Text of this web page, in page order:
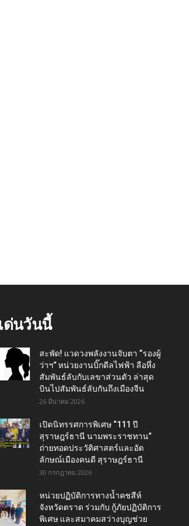
ด่นวันนี้
สะพัด! แวดวงพลังงานจับตา “รองผู้
ว่าฯ” หน่วยงานบิ๊กดีลไฟฟ้า ลือหึ่ง
สัมพันธ์ลับกับเลขาส่วนตัว ล่าสุด
บินไปสัมพันธ์ลับกันถึงเมืองจีน
26 มีนาคม 2026
เปิดนิทรรศการพิเศษ “111 ปี
สุราษฎร์ธานี นามพระราชทาน”
ถ่ายทอดประวัติศาสตร์และอัต
ลักษณ์เมืองคนดี สุราษฎร์ธานี
30 กรกฎาคม 2026
หน่วยปฏิบัติการทางน้ำคชสีห์
จังหวัดตราด ร่วมกับ กู้ภัยปฏิบัติการ
พิเศษ และสมาคมสว่างบุญช่วย